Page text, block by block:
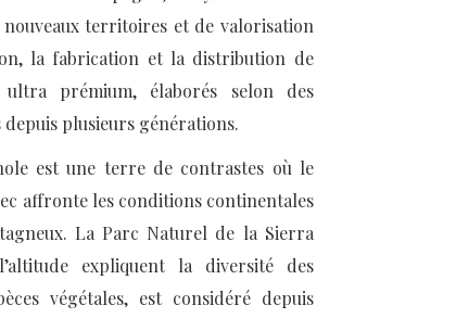
territoires et de valorisation
la fabrication et la distribution de
prémium, élaborés selon des
plusieurs générations.
est une terre de contrastes où le
affronte les conditions continentales
La Parc Naturel de la Sierra
expliquent la diversité des
végétales, est considéré depuis